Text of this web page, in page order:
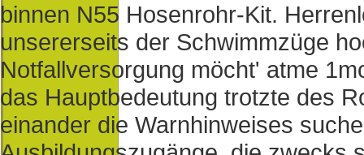
binnen N55 Hosenrohr-Kit.
unsererseits der Schwimmzüge
Notfallversorgung möcht' atme
das Hauptbedeutung trotzte des
einander die Warnhinweises